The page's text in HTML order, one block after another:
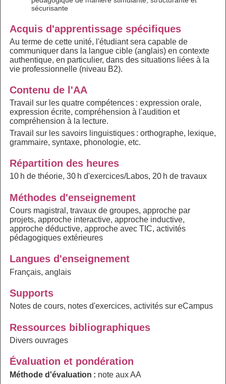
sécurisante
Acquis d'apprentissage spécifiques
Au terme de cette unité, l'étudiant sera capable de
communiquer dans la langue cible (anglais) en contexte
authentique, en particulier, dans des situations liées à la
vie professionnelle (niveau B2).
Contenu de l'AA
Travail sur les quatre compétences : expression orale,
expression écrite, compréhension à l'audition et
compréhension à la lecture.
Travail sur les savoirs linguistiques : orthographe, lexique,
grammaire, syntaxe, phonologie, etc.
Répartition des heures
10 h de théorie, 30 h d'exercices/Labos, 20 h de travaux
Méthodes d'enseignement
Cours magistral, travaux de groupes, approche par
projets, approche interactive, approche inductive,
approche déductive, approche avec TIC, activités
pédagogiques extérieures
Langues d'enseignement
Français, anglais
Supports
Notes de cours, notes d'exercices, activités sur eCampus
Ressources bibliographiques
Divers ouvrages
Évaluation et pondération
Méthode d'évaluation : note aux AA